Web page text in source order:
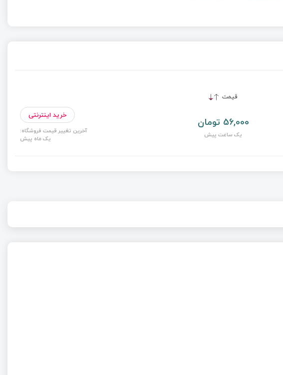
قیمت
56,000 تومان
یک ساعت پیش
خرید اینترنتی
آخرین تغییر قیمت فروشگاه:
یک ماه پیش